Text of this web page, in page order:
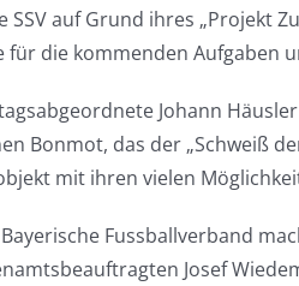
SSV auf Grund ihres „Projekt
für die kommenden Aufgaben
Johann
Bonmot, das der „Schweiß
mit ihren vielen
Fussballverband
Josef